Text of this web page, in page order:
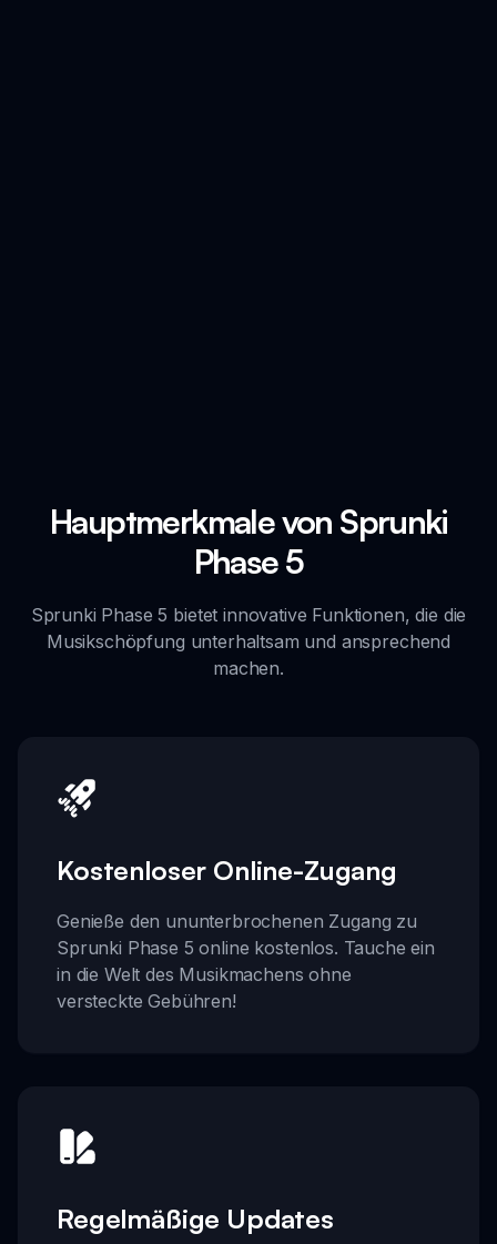
Hauptmerkmale von Sprunki
Phase 5
Sprunki Phase 5 bietet innovative Funktionen, die die
Musikschöpfung unterhaltsam und ansprechend
machen.
Kostenloser Online-Zugang
Genieße den ununterbrochenen Zugang zu
Sprunki Phase 5 online kostenlos. Tauche ein
in die Welt des Musikmachens ohne
versteckte Gebühren!
Regelmäßige Updates